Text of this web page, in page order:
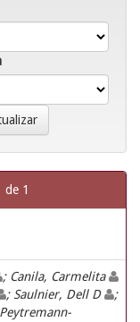
de 1
; Canila, Carmelita
; Saulnier, Dell D
;